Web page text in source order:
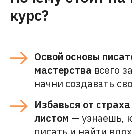
курс?
Освой основы
мастерства всего
начни создавать
Избавься от
листом — узнаешь,
писать и найти